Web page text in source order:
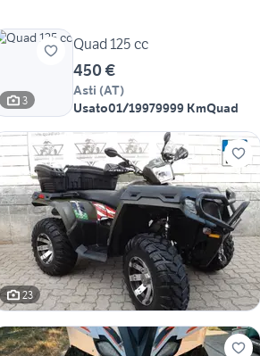
3
Quad 125 cc
450 €
Asti (AT)
Usato01/19979999 KmQuad
23